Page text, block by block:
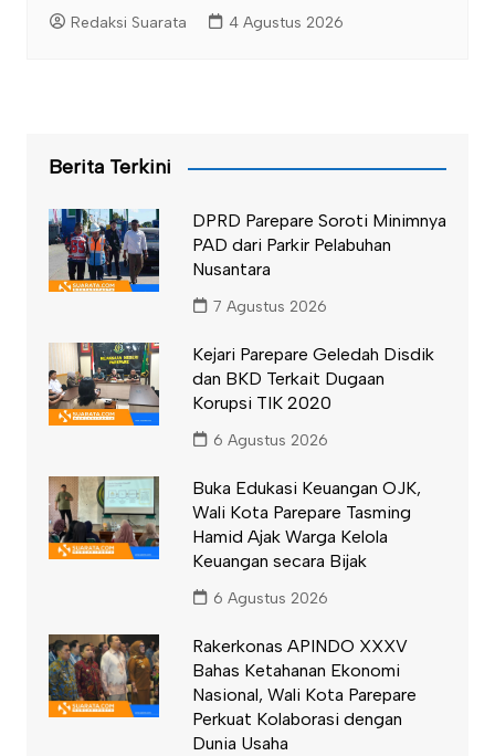
Redaksi Suarata 4 Agustus 2026
Berita Terkini
DPRD Parepare Soroti Minimnya
PAD dari Parkir Pelabuhan
Nusantara
7 Agustus 2026
Kejari Parepare Geledah Disdik
dan BKD Terkait Dugaan
Korupsi TIK 2020
6 Agustus 2026
Buka Edukasi Keuangan OJK,
Wali Kota Parepare Tasming
Hamid Ajak Warga Kelola
Keuangan secara Bijak
6 Agustus 2026
Rakerkonas APINDO XXXV
Bahas Ketahanan Ekonomi
Nasional, Wali Kota Parepare
Perkuat Kolaborasi dengan
Dunia Usaha